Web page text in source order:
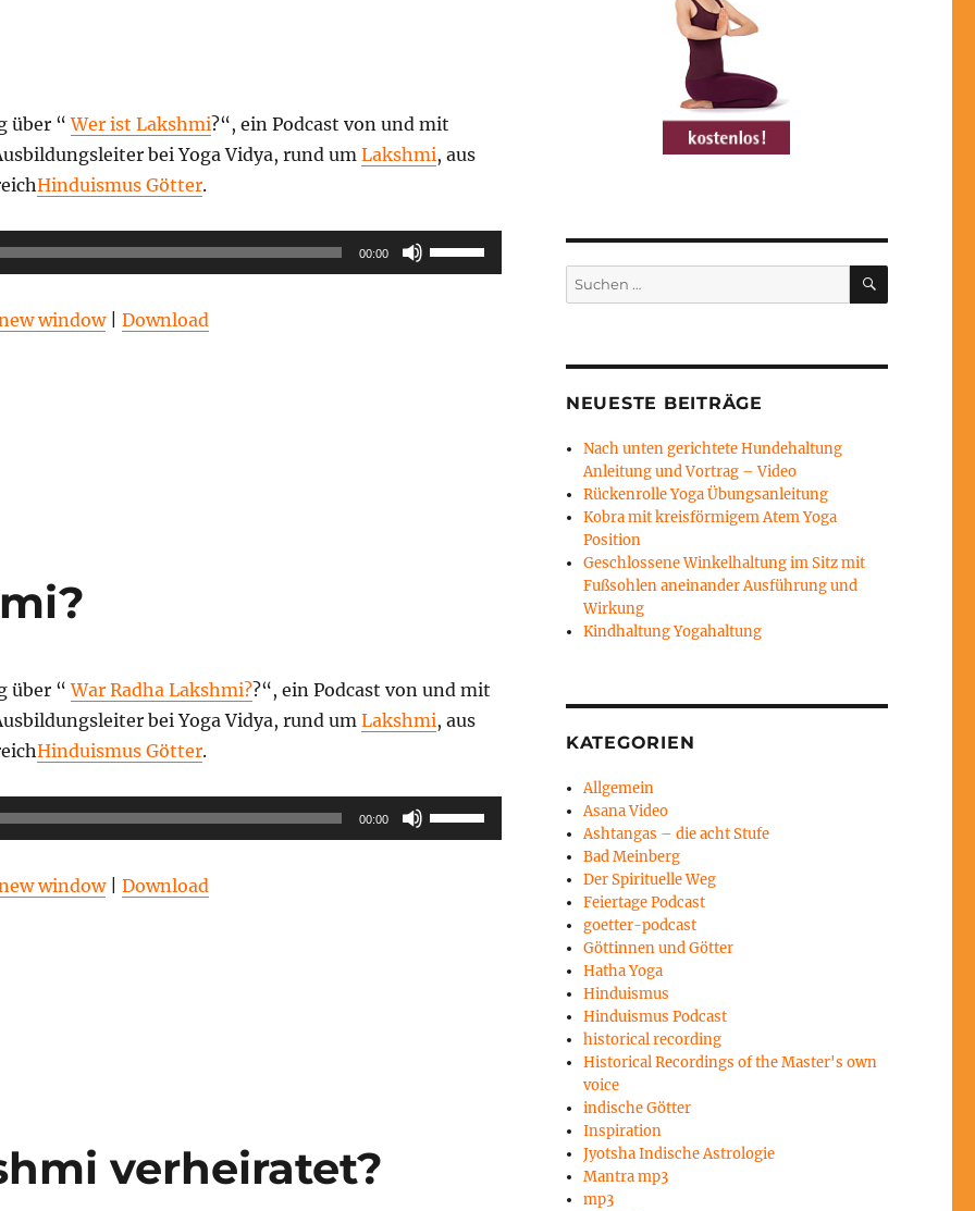
über “Wer ist Lakshmi?“, ein Podcast von und mit
bei Yoga Vidya, rund um Lakshmi, aus
Hinduismus Götter.
00:00
Pfeiltasten
Hoch/Runter
window| Download
über “War Radha Lakshmi??“, ein Podcast von und mit
bei Yoga Vidya, rund um Lakshmi, aus
Hinduismus Götter.
00:00
Pfeiltasten
Hoch/Runter
window| Download
verheiratet?
Suchen
nach:
SUCHEN
NEUESTE BEITRÄGE
Nach unten gerichtete Hundehaltung
Anleitung und Vortrag – Video
Rückenrolle Yoga Übungsanleitung
Kobra mit kreisförmigem Atem Yoga
Position
Geschlossene Winkelhaltung im Sitz mit
Fußsohlen aneinander Ausführung und
Wirkung
Kindhaltung Yogahaltung
KATEGORIEN
Allgemein
Asana Video
Ashtangas – die acht Stufe
Bad Meinberg
Der Spirituelle Weg
Feiertage Podcast
goetter-podcast
Göttinnen und Götter
Hatha Yoga
Hinduismus
Hinduismus Podcast
historical recording
Historical Recordings of the Master's own
voice
indische Götter
Inspiration
Jyotsha Indische Astrologie
Mantra mp3
mp3